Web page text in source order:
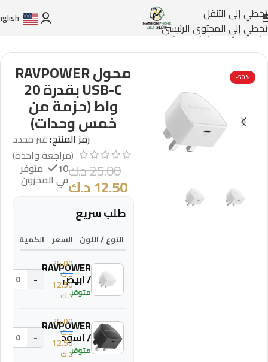
تخطي إلى التنقل
تخطي إلى المحتوى الرئيسي
الرئيسية/إكسسوارات الجوالات/
RAVPOWER
-50% محول RAVPOWER
USB-C بقدرة 20
واط (حزمة من
خمس وحدات)
رمز المنتج: غير محدد
(مراجعة واحدة)
25.00د.ك
12.50د.ك
10 متوفر
في المخزون
طلب سريع
النوع / اللون السعر الكمية
RAVPOWER
/ ابيض
متوفر
25.00
د.ك
12.50
د.ك
-
RAVPOWER
/ اسود
متوفر
25.00
د.ك
12.50
د.ك
-